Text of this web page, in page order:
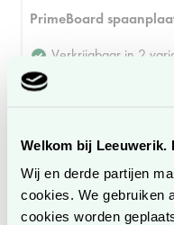
Welkom bij Leeuwerik.
Wij en derde partijen
cookies. We gebruiken
cookies worden
PrimeBoard
Verkrijgbaar in 2